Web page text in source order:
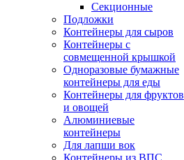
Секционные
Подложки
Контейнеры для сыров
Контейнеры с
совмещенной крышкой
Одноразовые бумажные
контейнеры для еды
Контейнеры для фруктов
и овощей
Алюминиевые
контейнеры
Для лапши вок
Контейнеры из ВПС